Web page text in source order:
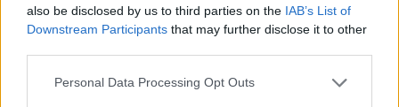
also be disclosed by us to third parties on the IAB’s List of
Downstream Participants that may further disclose it to other
Personal Data Processing Opt Outs
χρώματα όπως κόκκινο ή πράσινο. Λευκό, χρυσό, ασήμι είναι
πάντα επιλογές που μπορούν να συνυπάρχουν με την υπόλοιπη
διακόσμηση του σπιτιού το χειμώνα και να παραμένουν στη
θέση τους ακόμα και μετά το τέλος των γιορτών.